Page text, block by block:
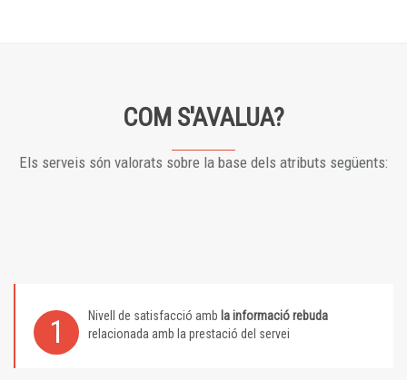
COM S'AVALUA?
Els serveis són valorats sobre la base dels atributs següents:
1 Nivell de satisfacció amb la informació rebuda
relacionada amb la prestació del servei